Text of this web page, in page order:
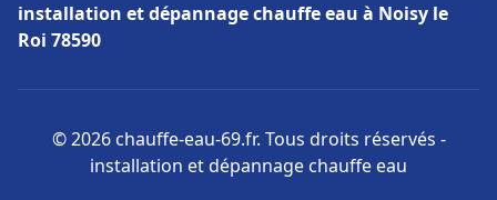
installation et dépannage chauffe eau à Noisy le
Roi 78590
© 2026 chauffe-eau-69.fr. Tous droits réservés -
installation et dépannage chauffe eau